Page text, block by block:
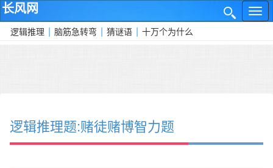
✕
长风网
网
站
逻辑推理 | 脑筋急转弯 | 猜谜语 | 十万个为什么
逻辑推理题:赌徒赌博智力题